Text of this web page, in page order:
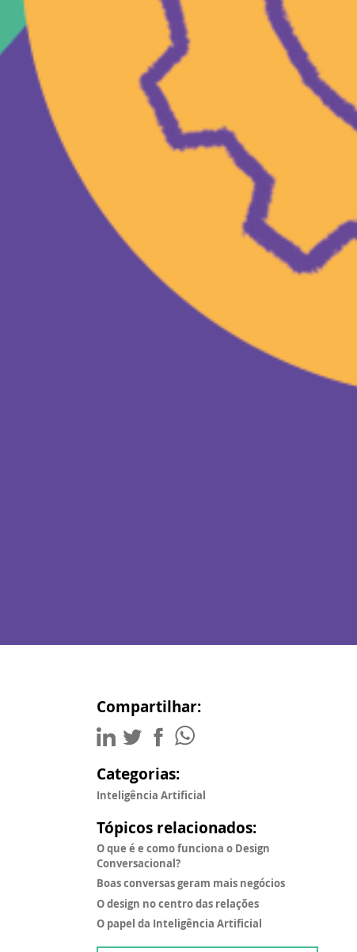
Compartilhar:
Categorias:
Inteligência Artificial
Tópicos relacionados:
O que é e como funciona o Design
Conversacional?
Boas conversas geram mais negócios
O design no centro das relações
O papel da Inteligência Artificial